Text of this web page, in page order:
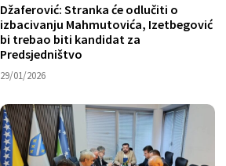
Džaferović: Stranka će odlučiti o
izbacivanju Mahmutovića, Izetbegović
bi trebao biti kandidat za
Predsjedništvo
29/01/2026